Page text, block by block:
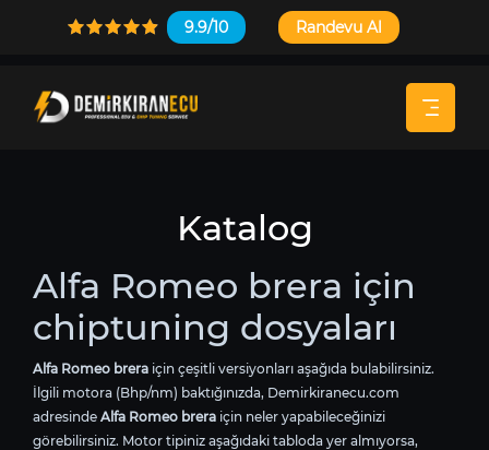
9.9/10 Randevu Al
Katalog
Alfa Romeo brera için
chiptuning dosyaları
Alfa Romeo brera için çeşitli versiyonları aşağıda bulabilirsiniz.
İlgili motora (Bhp/nm) baktığınızda, Demirkiranecu.com
adresinde Alfa Romeo brera için neler yapabileceğinizi
görebilirsiniz. Motor tipiniz aşağıdaki tabloda yer almıyorsa,